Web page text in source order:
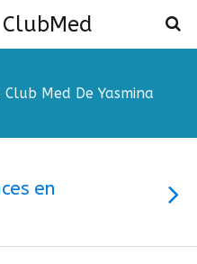
Club Med De Yasmina
en